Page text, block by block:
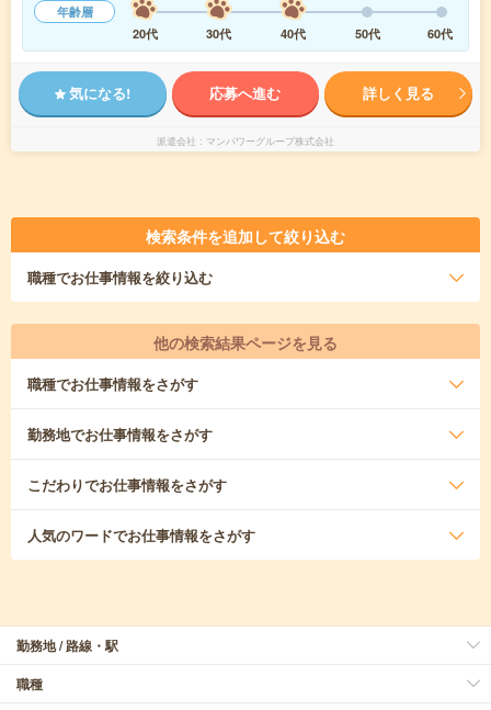
年齢層
20代
30代 40代 50代 60代
気になる! 応募へ進む 詳しく見る
派遣会社 マンパワーグループ株式会社
検索条件を追加して絞り込む
職種でお仕事情報を絞り込む
他の検索結果ページを見る
職種でお仕事情報をさがす
勤務地でお仕事情報をさがす
こだわりでお仕事情報をさがす
人気のワードでお仕事情報をさがす
勤務地 / 路線・駅
職種